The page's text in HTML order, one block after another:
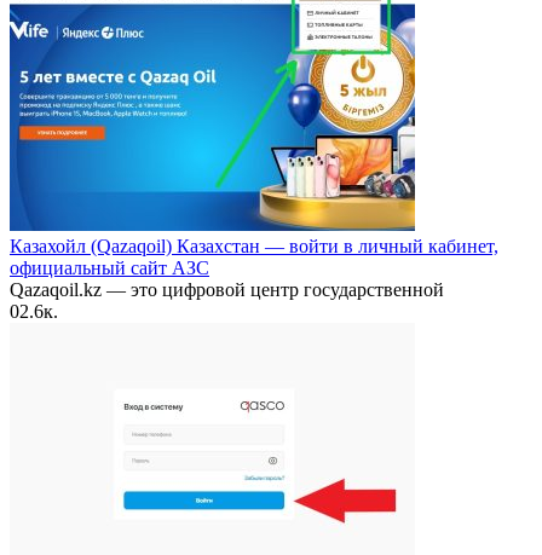
Казахойл (Qazaqoil) Казахстан — войти в личный кабинет,
официальный сайт АЗС
Qazaqoil.kz — это цифровой центр государственной
02.6к.